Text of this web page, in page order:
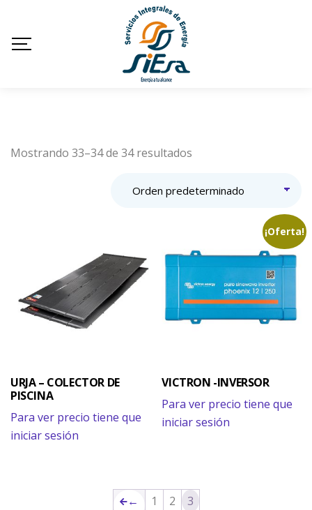
Mostrando 33–34 de 34 resultados
URJA – COLECTOR DE
PISCINA
Para ver precio tiene que
iniciar sesión
¡Oferta!
VICTRON -INVERSOR
Para ver precio tiene que
iniciar sesión
← 1 2 3